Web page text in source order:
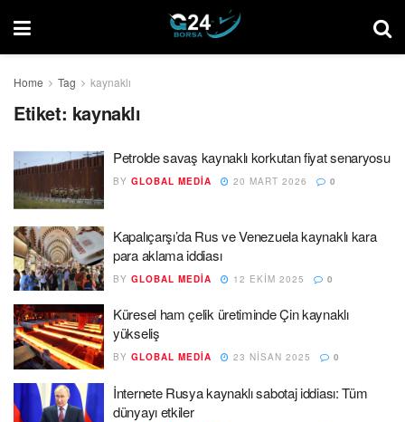
Home Tag kaynaklı
Etiket: kaynaklı
Petrolde savaş kaynaklı korkutan fiyat senaryosu
BY GLOBAL MEDIA 20 MART 2026 0
Kapalıçarşı’da Rus ve Venezuela kaynaklı kara
para aklama iddiası
BY GLOBAL MEDIA 12 EKIM 2025 0
Küresel ham çelik üretiminde Çin kaynaklı
yükseliş
BY GLOBAL MEDIA 23 NISAN 2025 0
İnternete Rusya kaynaklı sabotaj iddiası: Tüm
dünyayı etkiler